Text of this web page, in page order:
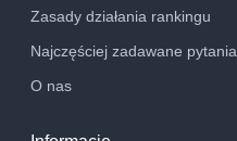
Zasady działania rankingu
Najczęściej zadawane pytania
O nas